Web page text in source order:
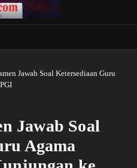
Jawab Soal Ketersediaan Guru
Jawab Soal
Agama